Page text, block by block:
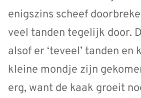
enigszins scheef
veel tanden tegelijk door.
alsof er ‘teveel’ tanden en
kleine mondje zijn
erg, want de kaak groeit